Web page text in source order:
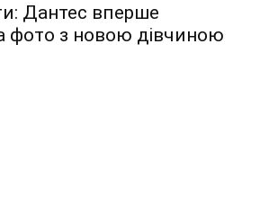
Дантес вперше
фото з новою дівчиною